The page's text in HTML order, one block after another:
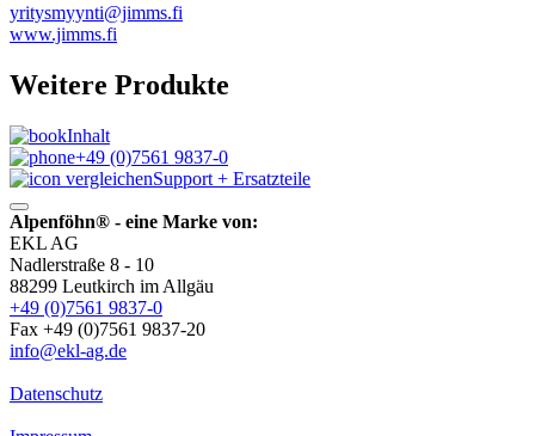
yritysmyynti@jimms.fi
www.jimms.fi
Weitere Produkte
Inhalt
+49 (0)7561 9837-0
Support + Ersatzteile
Alpenföhn® - eine Marke von:
EKL AG
Nadlerstraße 8 - 10
88299 Leutkirch im Allgäu
+49 (0)7561 9837-0
Fax +49 (0)7561 9837-20
info@ekl-ag.de
Datenschutz